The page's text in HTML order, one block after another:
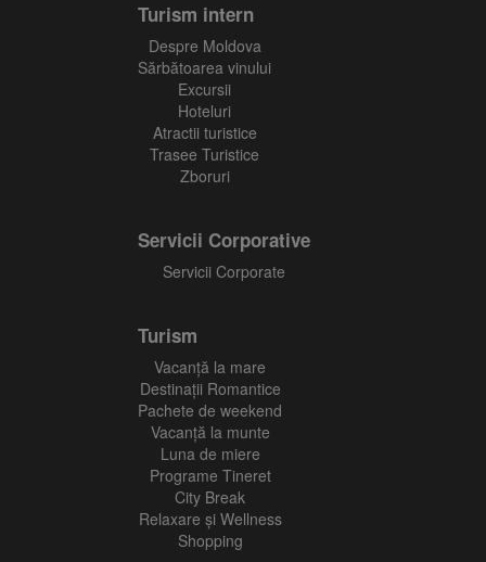
Turism intern
Despre Moldova
Sărbătoarea vinului
Excursii
Hoteluri
Atractii turistice
Trasee Turistice
Zboruri
Servicii Corporative
Servicii Corporate
Turism
Vacanţă la mare
Destinații Romantice
Pachete de weekend
Vacanță la munte
Luna de miere
Programe Tineret
City Break
Relaxare și Wellness
Shopping